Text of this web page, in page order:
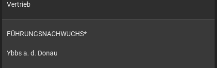
Vertrieb
FÜHRUNGSNACHWUCHS*
Ybbs a. d. Donau